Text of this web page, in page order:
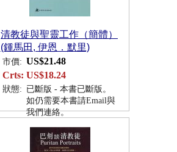
清教徒與聖靈工作（簡體）
(鍾馬田, 伊恩．默里)
市價: US$21.48
Crts: US$18.24
狀態: 已斷版 - 本書已斷版。
如仍需要本書請Email與
我們連絡。